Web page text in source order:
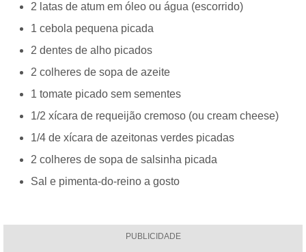
2 latas de atum em óleo ou água (escorrido)
1 cebola pequena picada
2 dentes de alho picados
2 colheres de sopa de azeite
1 tomate picado sem sementes
1/2 xícara de requeijão cremoso (ou cream cheese)
1/4 de xícara de azeitonas verdes picadas
2 colheres de sopa de salsinha picada
Sal e pimenta-do-reino a gosto
PUBLICIDADE